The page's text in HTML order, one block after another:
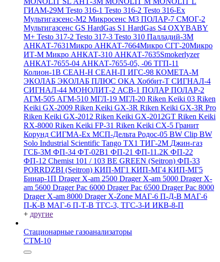
ГИАМ-29М Testo 316-1 Testo 316-2 Testo 316-Ex
Мультигазсенс-М2 Микросенс М3 ПОЛАР-7 СМОГ-2
Мультигазсенс GS HardGas S1 HardGas S4 OXYBABY
M+ Testo 317-2 Testo 317-3 Testo 310 Палладий-3М
АНКАТ-7631Микро АНКАТ-7664Микро СГГ-20Микро
ИТ-М Микро АНКАТ-310 АНКАТ-7635Smokerlyzer
АНКАТ-7655-04 АНКАТ-7655-05, -06 ТГП-11
Колион-1В СЕАН-Н СЕАН-П ИГС-98 КОМЕТА-М
ЭКОЛАБ ЭКОЛАБ ПЛЮС ОКА Хоббит-Т СИГНАЛ-4
СИГНАЛ-44 МОНОЛИТ-2 АСВ-1 ПОЛАР ПОЛАР-2
АГМ-505 АГМ-510 МГЛ-19 МГЛ-20 Riken Keiki 03 Riken
Keiki GX-2009 Riken Keiki GX-3R Riken Keiki GX-3R Pro
Riken Keiki GX-2012 Riken Keiki GX-2012GT Riken Keiki
RX-8000 Riken Keiki FP-31 Riken Keiki CX-5 Гранит
Корунд СИГМА-Ех МСП-Дельта Родос-05 BW Clip BW
Solo Industrial Scientific Tango TX1 ТИГ-2М Джин-газ
ГСБ-3М ФП-34 ФТ-02В1 ФП-21 ФП-11.2К ФП-22
ФП-12 Chemist 101 / 103 BE GREEN (Seitron) ФП-33
PORRDZBI (Seitron) КИП-МГ1 КИП-МГ4 КИП-МГ5
Бинар-1П Drager X-am 2500 Drager X-am 5000 Drager X-
am 5600 Drager Pac 6000 Drager Pac 6500 Drager Pac 8000
Drager X-am 8000 Drager X-Zone МАГ-6 П-Д-В МАГ-6
П-К-В МАГ-6 П-Т-В ТГС-3, ТГС-3-И ИКВ-8-П
+ другие
Стационарные газоанализаторы
СТМ-10